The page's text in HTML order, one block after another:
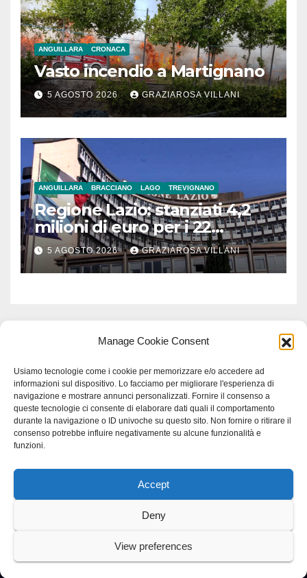
Manage Cookie Consent
Usiamo tecnologie come i cookie per memorizzare e/o accedere ad
informazioni sul dispositivo. Lo facciamo per migliorare l'esperienza di
navigazione e mostrare annunci personalizzati. Fornire il consenso a
queste tecnologie ci consente di elaborare dati quali il comportamento
durante la navigazione o ID univoche su questo sito. Non fornire o ritirare il
consenso potrebbe influire negativamente su alcune funzionalità e
funzioni.
Accept
Deny
View preferences
ANGUILLARA CRONACA
Vasto incendio a Martignano
5 AGOSTO 2026 GRAZIAROSA VILLANI
ANGUILLARA BRACCIANO LAGO TREVIGNANO
Regione Lazio: stanziati 4,2
milioni di euro per i 22
Comuni dell’Etruria
Meridionale
5 AGOSTO 2026 GRAZIAROSA VILLANI
Proudly powered by WordPress|Tema: Newspaperex di
Scienzastudio specialistico bracciano